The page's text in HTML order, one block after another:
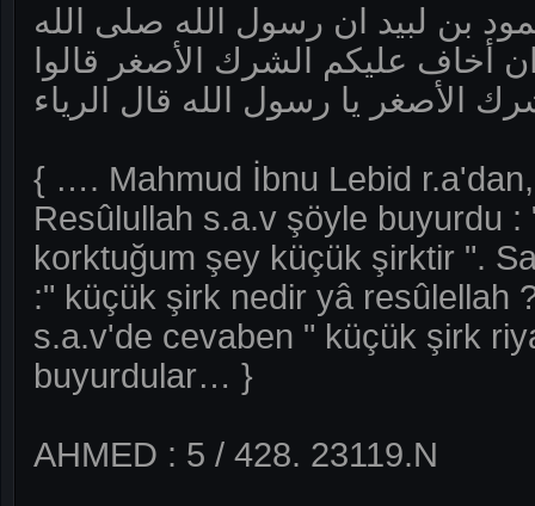
بن لبيد ان رسول الله صلى الله
أخاف عليكم الشرك الأصغر قالوا
الأصغر يا رسول الله قال الرياء
{ …. Mahmud İbnu Lebid
Resûlullah s.a.v şöyle buyurdu
korktuğum şey küçük şirktir ".
:" küçük şirk nedir yâ resûlellah
s.a.v'de cevaben " küçük şirk
buyurdular… }
AHMED : 5 / 428. 23119.N